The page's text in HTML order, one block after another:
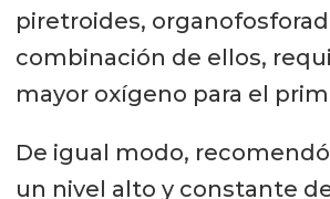
piretroides,
combinación de ellos,
mayor oxígeno para el
De igual modo,
un nivel alto y constante